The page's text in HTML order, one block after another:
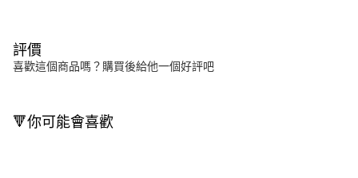
評價
喜歡這個商品嗎？購買後給他一個好評吧
🔻你可能會喜歡